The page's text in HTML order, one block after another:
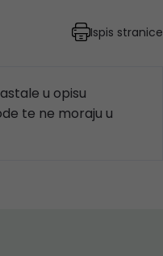
Ispis stranice
u opisu
te ne moraju u